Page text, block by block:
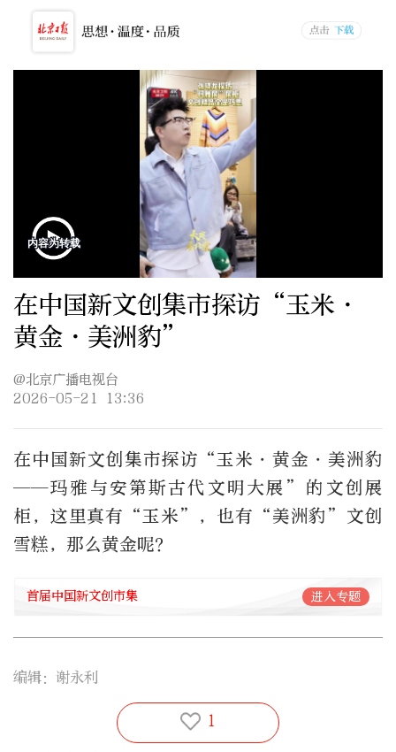
在中国新文创集市探访“玉米・
黄金・美洲豹”
@北京广播电视台
2026-05-21 13:36
在中国新文创集市探访“玉米・黄金・美洲豹
——玛雅与安第斯古代文明大展”的文创展
柜，这里真有“玉米”，也有“美洲豹”文创
雪糕，那么黄金呢？
首届中国新文创市集 进入专题
编辑：谢永利
1